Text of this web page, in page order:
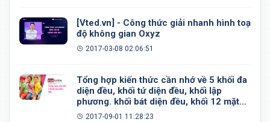
[Vted.vn] - Công thức giải nhanh hình toạ
độ không gian Oxyz
2017-03-08 02:06:51
Tổng hợp kiến thức cần nhớ về 5 khối đa
diện đều, khối tứ diện đều, khối lập
phương. khối bát diện đều, khối 12 mặt
đều, khối 20 mặt đều
2017-09-01 11:28:23